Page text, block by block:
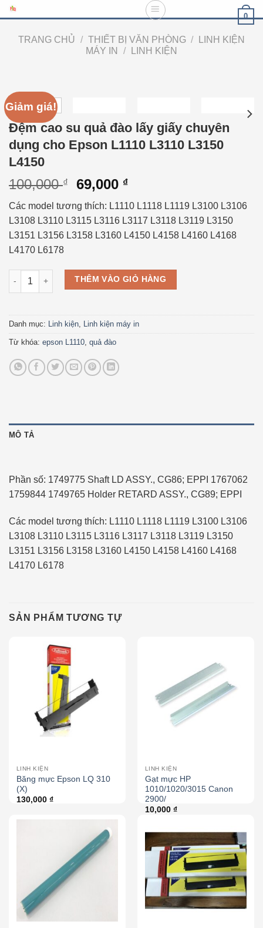
Skip
to
content
0
TRANG CHỦ / THIẾT BỊ VĂN PHÒNG /
LINH KIỆN
MÁY IN
/ LINH KIỆN
Giảm giá!
Đệm cao su quả đào lấy giấy chuyên
dụng cho Epson L1110 L3110 L3150
L4150
100,000₫ 69,000 ₫
Các model tương thích: L1110 L1118 L1119 L3100 L3106
L3108 L3110 L3115 L3116 L3117 L3118 L3119 L3150
L3151 L3156 L3158 L3160 L4150 L4158 L4160 L4168
L4170 L6178
Đệm cao su quả đào lấy giấy chuyên dụng cho Epson L1110
THÊM VÀO GIỎ HÀNG
Danh mục: Linh kiện Linh kiện máy in
Từ khóa: epson L1110 quả đào
MÔ TẢ
Phần số: 1749775 Shaft LD ASSY., CG86; EPPI 1767062
1759844 1749765 Holder RETARD ASSY., CG89; EPPI
Các model tương thích: L1110 L1118 L1119 L3100 L3106
L3108 L3110 L3115 L3116 L3117 L3118 L3119 L3150
L3151 L3156 L3158 L3160 L4150 L4158 L4160 L4168
L4170 L6178
SẢN PHẨM TƯƠNG TỰ
LINH KIỆN
Băng mực Epson LQ 310
(X)
130,000 ₫
LINH KIỆN
Gạt mực HP
1010/1020/3015 Canon
2900/
10,000 ₫